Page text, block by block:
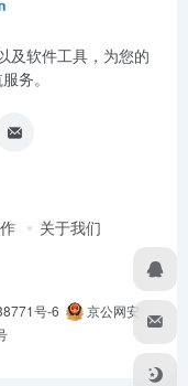
及软件工具，为您的
务。
关于我们
号-6
京公网安